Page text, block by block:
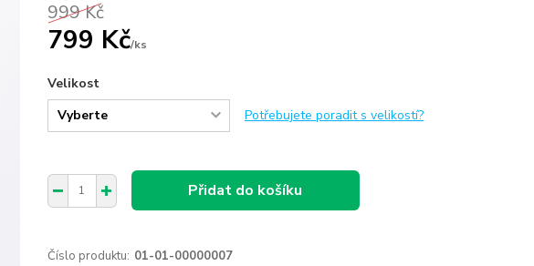
999 Kč
799 Kč/ks
Velikost
Potřebujete poradit s velikostí?
Přidat do košíku
Číslo produktu: 01-01-00000007